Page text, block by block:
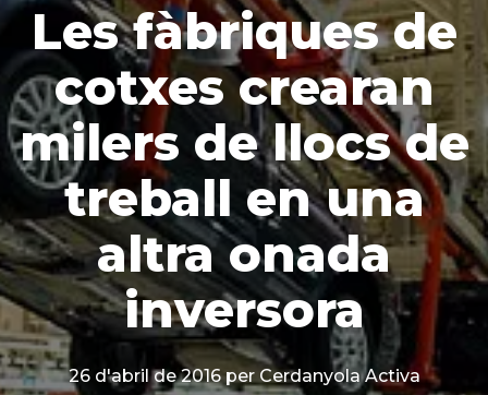
Les fàbriques de
cotxes crearan
milers de llocs de
treball en una
altra onada
inversora
26 d'abril de 2016 per Cerdanyola Activa